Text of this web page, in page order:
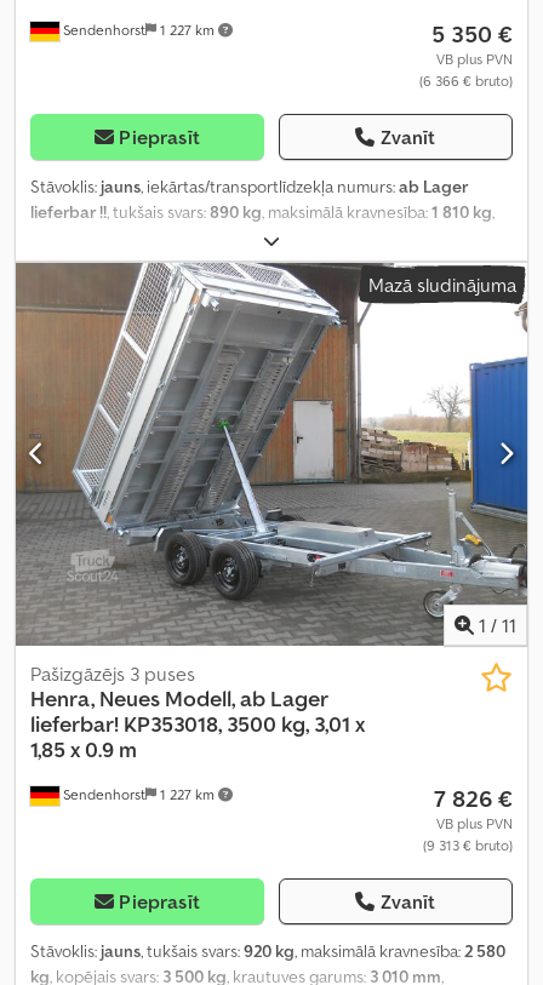
Sendenhorst 1 227 km 5 350 €
VB plus PVN
(6 366 € bruto)
Pieprasīt Zvanīt
Stāvoklis: jauns, iekārtas/transportlīdzekļa numurs:ab Lager
lieferbar !! , tukšais svars:890 kg , maksimālā kravnesība:1 810 kg
, asu konfigurācija:
garums:3 010 mm, iekraušanas vietas platums:1 850 mm,
iekraušanas telpas augstums:300 mm, riepas izmērs:185/60 R 12
C, riteņu bāze:710 mm, Ražošanas gads:2024 , Aprīkojums:
augšupielādētājs,
Mazā sludinājuma
1 / 11
Sendenhorst 1 227 km
Pašizgāzējs 3 puses
Henra, Neues Modell, ab Lager
lieferbar! KP353018, 3500 kg, 3,01 x
1,85 x 0.9 m
7 826 €
VB plus PVN
(9 313 € bruto)
Pieprasīt Zvanīt
Stāvoklis: jauns, tukšais svars:920 kg, maksimālā kravnesība:2 580
kg, kopējais svars: 3 500 kg, krautuves garums: 3 010 mm,